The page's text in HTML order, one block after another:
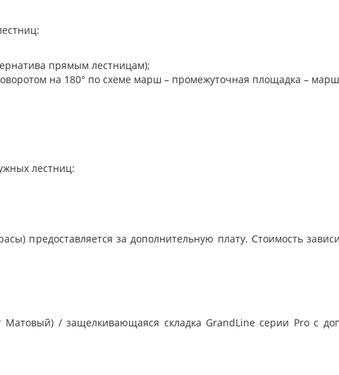
прямым лестницам);
на 180° по схеме марш – промежуточная площадка –
лестниц:
предоставляется за дополнительную плату. Стоимость
/ защелкивающаяся складка GrandLine серии Pro с